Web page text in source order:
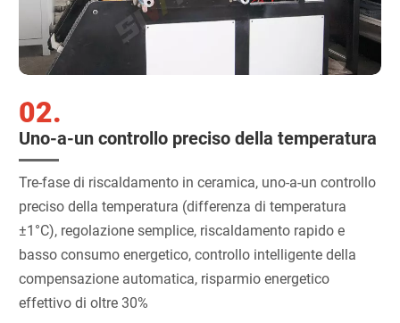
02.
Uno-a-un controllo preciso della temperatura
Tre-fase di riscaldamento in ceramica, uno-a-un controllo
preciso della temperatura (differenza di temperatura
±1°C), regolazione semplice, riscaldamento rapido e
basso consumo energetico, controllo intelligente della
compensazione automatica, risparmio energetico
effettivo di oltre 30%